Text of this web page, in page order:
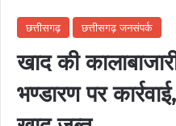
छत्तीसगढ़ छत्तीसगढ़ जनसंपर्क
खाद की
भण्डारण पर